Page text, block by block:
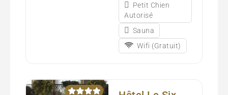
Petit Chien
Autorisé
Sauna
Wifi (Gratuit)